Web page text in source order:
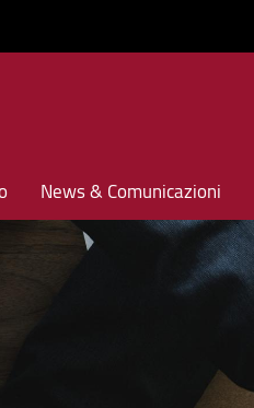
News & Comunicazioni